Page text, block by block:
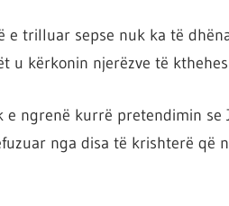
e trilluar sepse nuk ka të
u kërkonin njerëzve të
ngrenë kurrë pretendimin se
nga disa të krishterë që